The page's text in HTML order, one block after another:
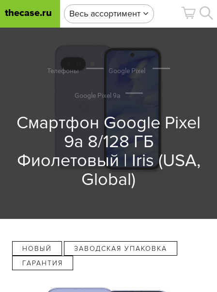
thecase.ru Весь ассортимент
Телефоны Google Pixel
Google Pixel 9a
Смартфон Google Pixel
9a 8/128 ГБ
Фиолетовый | Iris (USA,
Global)
НОВЫЙ
ЗАВОДСКАЯ УПАКОВКА
ГАРАНТИЯ